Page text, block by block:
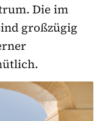
Die im
großzügig